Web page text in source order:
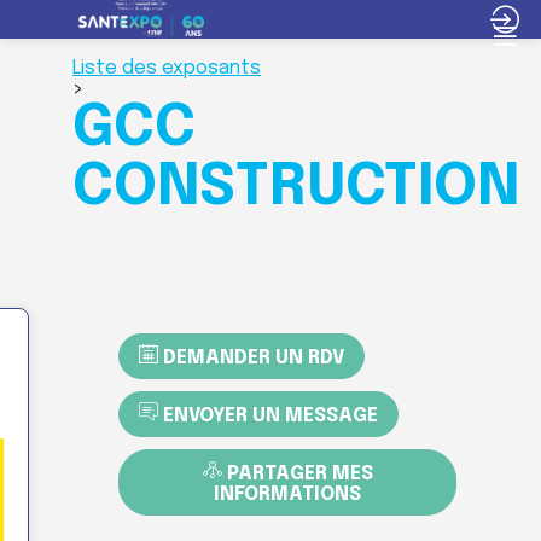
Liste des exposants
>
GCC
CONSTRUCTION
DEMANDER UN RDV
ENVOYER UN MESSAGE
PARTAGER MES
INFORMATIONS